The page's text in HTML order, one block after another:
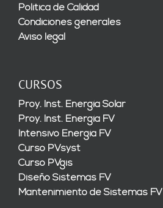
Política de Calidad
Condiciones generales
Aviso legal
CURSOS
Proy. Inst. Energía Solar
Proy. Inst. Energía FV
Intensivo Energía FV
Curso PVsyst
Curso PVgis
Diseño Sistemas FV
Mantenimiento de Sistemas FV